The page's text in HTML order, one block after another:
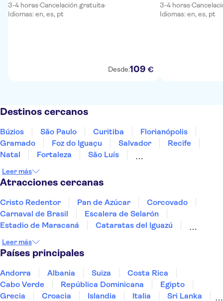
3-4 horas·Cancelación gratuita·
Idiomas: en, es, pt
Desde:109 €
3-4 horas·
Idiomas: en, es, pt
Destinos cercanos
Búzios São Paulo Curitiba
Florianópolis
Gramado
Foz do Iguaçu Salvador
Recife
Natal
Fortaleza
São Luís
Leer más
Atracciones cercanas
Cristo Redentor Pan de Azúcar
Corcovado
Carnaval de Brasil
Escalera de Selarón
Estadio de Maracaná
Cataratas del Iguazú
Leer más
Países principales
Andorra Albania Suiza
Costa Rica
Cabo Verde
República Dominicana
Egipto
Grecia
Croacia Islandia Italia
Sri Lanka